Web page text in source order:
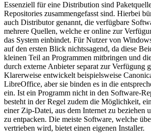
Essenziell für eine Distribution sind
Repositories zusammengefasst sind. Hierbei
auch Distributor genannt, die verfügbare
mehrere Quellen, welche er online zur
das System einbindet. Für Nutzer von
auf den ersten Blick nichtssagend, da diese
kleinen Teil an Programmen mitbringen und
durch externe Anbieter separat zur Verfügung
Klarerweise entwickelt beispielsweise
LibreOffice, aber sie binden es in die
ein. Ist ein Programm nicht in den Software-
besteht in der Regel zudem die Möglichkeit,
einer Zip-Datei, aus dem Internet zu beziehen
zu entpacken. Die meiste Software, welche
vertrieben wird, bietet einen eigenen Installer.